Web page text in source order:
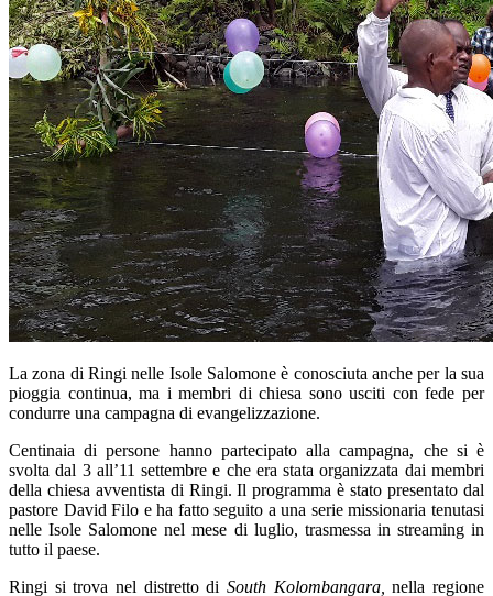
La zona di Ringi nelle Isole Salomone è conosciuta anche per la sua
pioggia continua, ma i membri di chiesa sono usciti con fede per
condurre una campagna di evangelizzazione.
Centinaia di persone hanno partecipato alla campagna, che si è
svolta dal 3 all’11 settembre e che era stata organizzata dai membri
della chiesa avventista di Ringi. Il programma è stato presentato dal
pastore David Filo e ha fatto seguito a una serie missionaria tenutasi
nelle Isole Salomone nel mese di luglio, trasmessa in streaming in
tutto il paese.
Ringi si trova nel distretto di South Kolombangara, nella regione